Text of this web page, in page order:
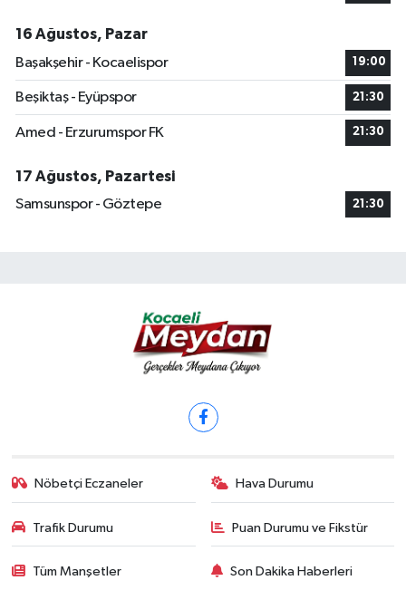
16 Ağustos, Pazar
Başakşehir - Kocaelispor
19:00
Beşiktaş - Eyüpspor 21:30
Amed - Erzurumspor FK 21:30
17 Ağustos, Pazartesi
Samsunspor - Göztepe
21:30
Nöbetçi Eczaneler Hava Durumu
Trafik Durumu Puan Durumu ve Fikstür
Tüm Manşetler Son Dakika Haberleri